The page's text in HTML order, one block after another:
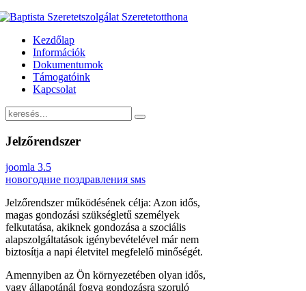
Kezdőlap
Információk
Dokumentumok
Támogatóink
Kapcsolat
Jelzőrendszer
joomla 3.5
новогодние поздравления sмs
Jelzőrendszer működésének célja: Azon idős,
magas gondozási szükségletű személyek
felkutatása, akiknek gondozása a szociális
alapszolgáltatások igénybevételével már nem
biztosítja a napi életvitel megfelelő minőségét.
Amennyiben az Ön környezetében olyan idős,
vagy állapotánál fogva gondozásra szoruló